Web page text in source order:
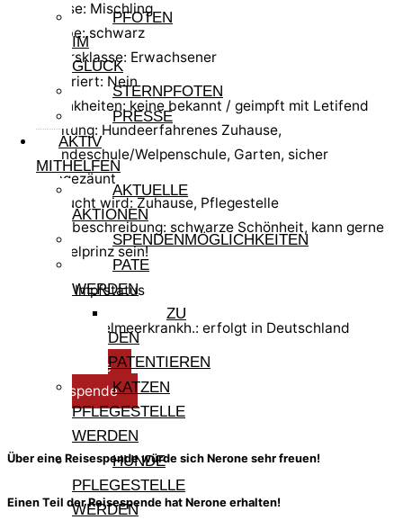
PFOTEN
IM
GLÜCK
STERNPFOTEN
PRESSE
AKTIV
MITHELFEN
AKTUELLE
AKTIONEN
SPENDENMÖGLICHKEITEN
PATE
WERDEN
ZU
DEN
PATENTIEREN
KATZEN
PFLEGESTELLE
WERDEN
HUNDE
PFLEGESTELLE
WERDEN
Rasse: Mischling
Farbe: schwarz
Altersklasse: Erwachsener
kastriert: Nein
Krankheiten: keine bekannt / geimpft mit Letifend
Haltung: Hundeerfahrenes Zuhause,
Hundeschule/Welpenschule, Garten, sicher
eingezäunt
gesucht wird: Zuhause, Pflegestelle
Kurzbeschreibung: schwarze Schönheit, kann gerne
Einzelprinz sein!
Test- und Impfstatus
Test Mittelmeerkrankh.: erfolgt in Deutschland
Reisespende
Pflegespende
Über eine Reisespende würde sich Nerone sehr freuen!
Einen Teil der Reisespende hat Nerone erhalten!